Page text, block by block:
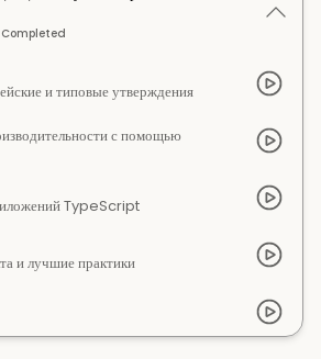
Completed
и типовые утверждения
с помощью
TypeScript
и лучшие практики